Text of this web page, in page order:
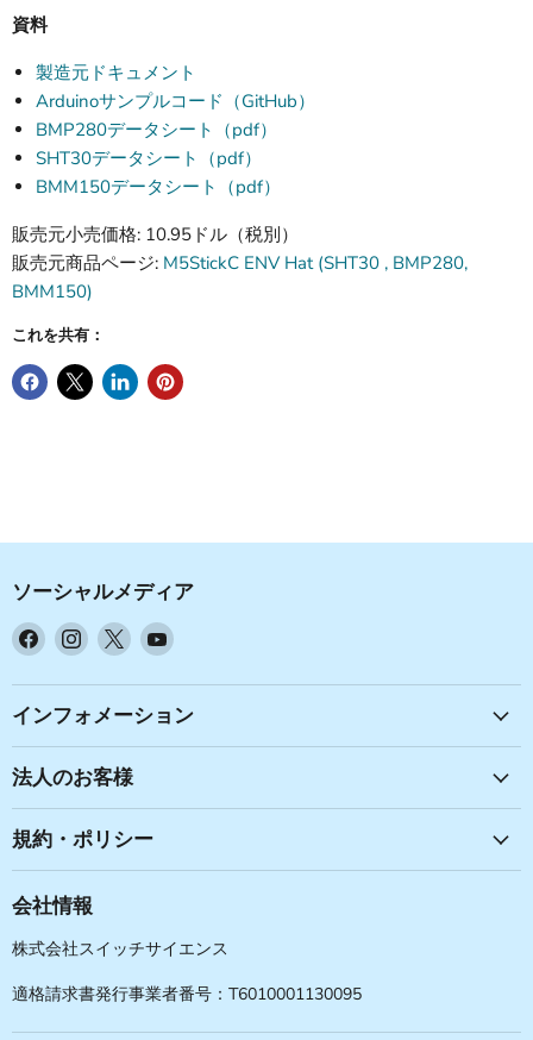
資料
製造元ドキュメント
Arduinoサンプルコード（GitHub）
BMP280データシート（pdf）
SHT30データシート（pdf）
BMM150データシート（pdf）
販売元小売価格: 10.95ドル（税別）
販売元商品ページ: M5StickC ENV Hat (SHT30 , BMP280,
BMM150)
これを共有：
ソーシャルメディア
Facebook
見
つ
て
く
さ
い
Instagram
見
つ
て
く
さ
い
X
見
つ
て
く
さ
い
YouTube
見
つ
い
インフォメーション
法人のお客様
規約・ポリシー
会社情報
株式会社スイッチサイエンス
適格請求書発行事業者番号：T6010001130095